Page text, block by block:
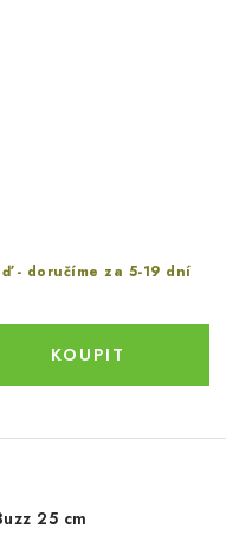
- doručíme za 5-19 dní
25 cm